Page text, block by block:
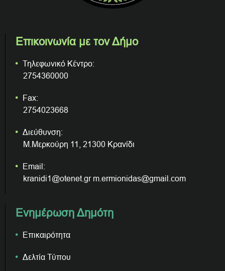
Επικοινωνία με τον Δήμο
Τηλεφωνικό Κέντρο:
2754360000
Fax:
2754023668
Διεύθυνση:
Μ.Μερκούρη 11, 21300 Κρανίδι
Email:
kranidi1@otenet.gr m.ermionidas@gmail.com
Ενημέρωση Δημότη
Επικαιρότητα
Δελτία Τύπου